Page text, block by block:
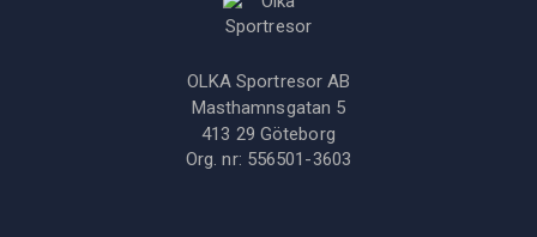
OLKA Sportresor AB
Masthamnsgatan 5
413 29 Göteborg
Org. nr: 556501-3603